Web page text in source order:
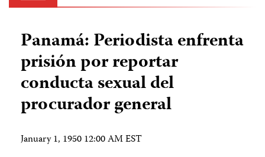
Panamá: Periodista enfrenta
prisión por reportar
conducta sexual del
procurador general
January 1, 1950 12:00 AM EST